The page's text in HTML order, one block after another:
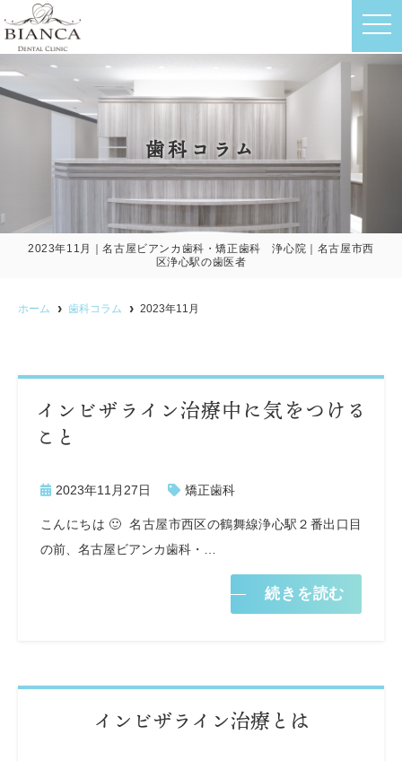
歯科コラム
2023年11月｜名古屋ビアンカ歯科・矯正歯科 浄心院｜名古屋市西
区浄心駅の歯医者
t
o
ホーム 歯科コラム 2023年11月
インビザライン治療中に気をつける
こと
2023年11月27日 矯正歯科
こんにちは 🙂 名古屋市西区の鶴舞線浄心駅２番出口目
の前、名古屋ビアンカ歯科・…
続きを読む
インビザライン治療とは